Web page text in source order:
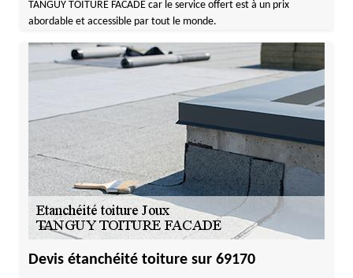
TANGUY TOITURE FACADE car le service offert est à un prix
abordable et accessible par tout le monde.
Devis étanchéité toiture sur 69170